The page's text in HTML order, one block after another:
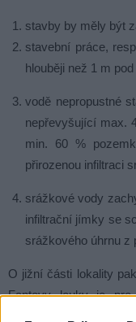
stavby by měly být
stavební práce,
hlouběji než 1 m
vodě nepropustné
nepřevyšující max.
min. 60 %
přirozenou infiltraci
srážkové vody
infiltrační jímky se
srážkového úhrnu z
O jižní části lokality
Fantovy louky je pro
významná a pro